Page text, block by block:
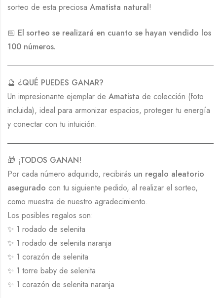
sorteo de esta preciosa Amatista natural!
📅 El sorteo se realizará en cuanto se hayan vendido los
100 números.
🔮 ¿QUÉ PUEDES GANAR?
Un impresionante ejemplar de Amatista de colección (foto
incluida), ideal para armonizar espacios, proteger tu energía
y conectar con tu intuición.
🎁 ¡TODOS GANAN!
Por cada número adquirido, recibirás un regalo aleatorio
asegurado con tu siguiente pedido, al realizar el sorteo,
como muestra de nuestro agradecimiento.
Los posibles regalos son:
✨ 1 rodado de selenita
✨ 1 rodado de selenita naranja
✨ 1 corazón de selenita
✨ 1 torre baby de selenita
✨ 1 corazón de selenita naranja